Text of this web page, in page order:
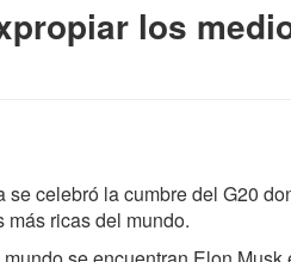
los
celebró la cumbre del G20
ricas del mundo.